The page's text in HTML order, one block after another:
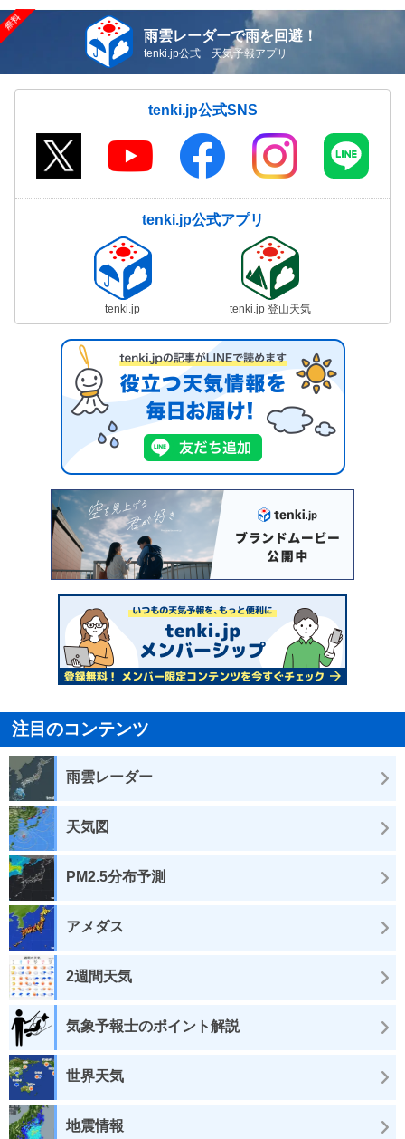
雨雲レーダーで雨を回避！
tenki.jp公式 天気予報アプリ
tenki.jp公式SNS
tenki.jp公式アプリ
tenki.jp tenki.jp 登山天気
注目のコンテンツ
雨雲レーダー
天気図
PM2.5分布予測
アメダス
2週間天気
気象予報士のポイント解説
世界天気
地震情報